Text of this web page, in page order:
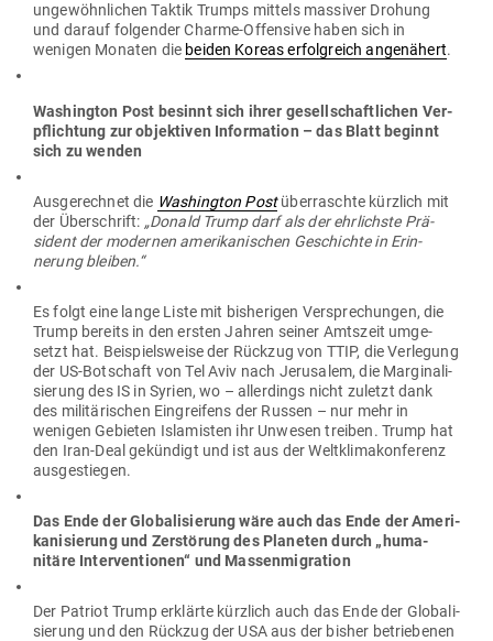
unge­wöhn­lichen Taktik Trumps mittels mas­siver Drohung
und darauf fol­gender Charme-Offensive haben sich in
wenigen Monaten die beiden Koreas erfolg­reich ange­nähert.
Washington Post besinnt sich ihrer gesell­schaft­lichen Ver­
pflichtung zur objek­tiven Infor­mation – das Blatt beginnt
sich zu wenden
Aus­ge­rechnet die Washington Postüber­raschte kürzlich mit
der Über­schrift: „Donald Trump darf als der ehr­lichste Prä­
sident der modernen ame­ri­ka­ni­schen Geschichte in Erin­
nerung bleiben.“
Es folgt eine lange Liste mit bis­he­rigen Ver­spre­chungen, die
Trump bereits in den ersten Jahren seiner Amtszeit umge­
setzt hat. Bei­spiels­weise der Rückzug von TTIP, die Ver­legung
der US-Bot­schaft von Tel Aviv nach Jeru­salem, die Mar­gi­na­li­
sierung des IS in Syrien, wo – aller­dings nicht zuletzt dank
des mili­tä­ri­schen Ein­greifens der Russen – nur mehr in
wenigen Gebieten Isla­misten ihr Unwesen treiben. Trump hat
den Iran-Deal gekündigt und ist aus der Welt­kli­ma­kon­ferenz
ausgestiegen.
Das Ende der Glo­ba­li­sierung wäre auch das Ende der Ame­ri­
ka­ni­sierung und Zer­störung des Pla­neten durch „huma­
nitäre Inter­ven­tionen“ und Massenmigration
Der Patriot Trump erklärte kürzlich auch das Ende der Glo­ba­li­
sierung und den Rückzug der USA aus der bisher betrie­benen